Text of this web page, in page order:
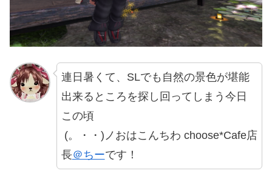
連日暑くて、SLでも自然の景色が堪能
出来るところを探し回ってしまう今日
この頃
(。・・)ノおはこんちわ choose*Cafe店
長＠ちーです！